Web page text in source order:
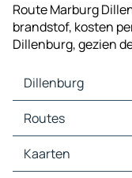
Route Marburg
brandstof, kosten
Dillenburg, gezien
Dillenburg
Dillenburg Kaarten
Dillenburg Verkeer
Dillenburg Hotels
Dillenburg
Routes
Routes Dillenburg -
Routes Dillenburg -
Kaarten